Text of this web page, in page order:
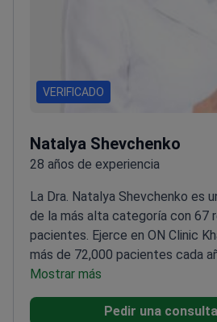
VERIFICADO
Natalya Shevchenko
28 años de experiencia
La Dra. Natalya Shevchenko es
de la más alta categoría con 67
pacientes. Ejerce en ON Clinic
más de 72,000 pacientes cada
de sangre de marcadores
signos tempranos de cáncer
en la interpretación de estudios
Mostrar más
Pedir una